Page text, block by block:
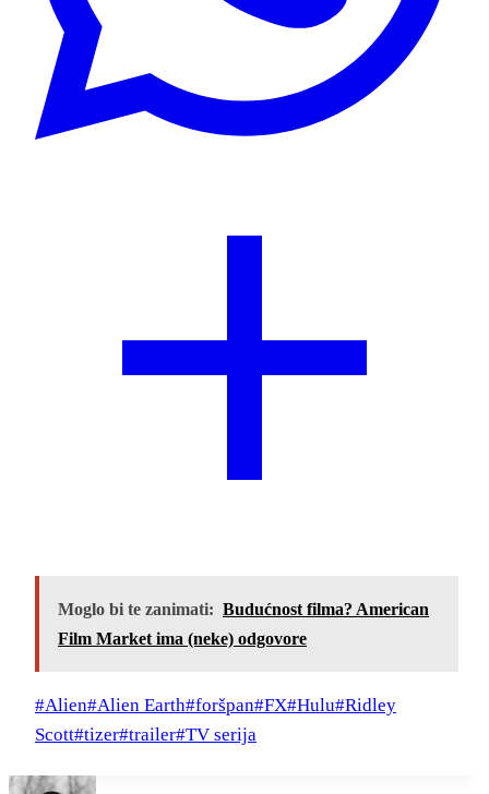
Moglo bi te zanimati: Budućnost filma? American
Film Market ima (neke) odgovore
Post
Tags:
#Alien#Alien Earth#foršpan#FX#Hulu#Ridley
Scott#tizer#trailer#TV serija